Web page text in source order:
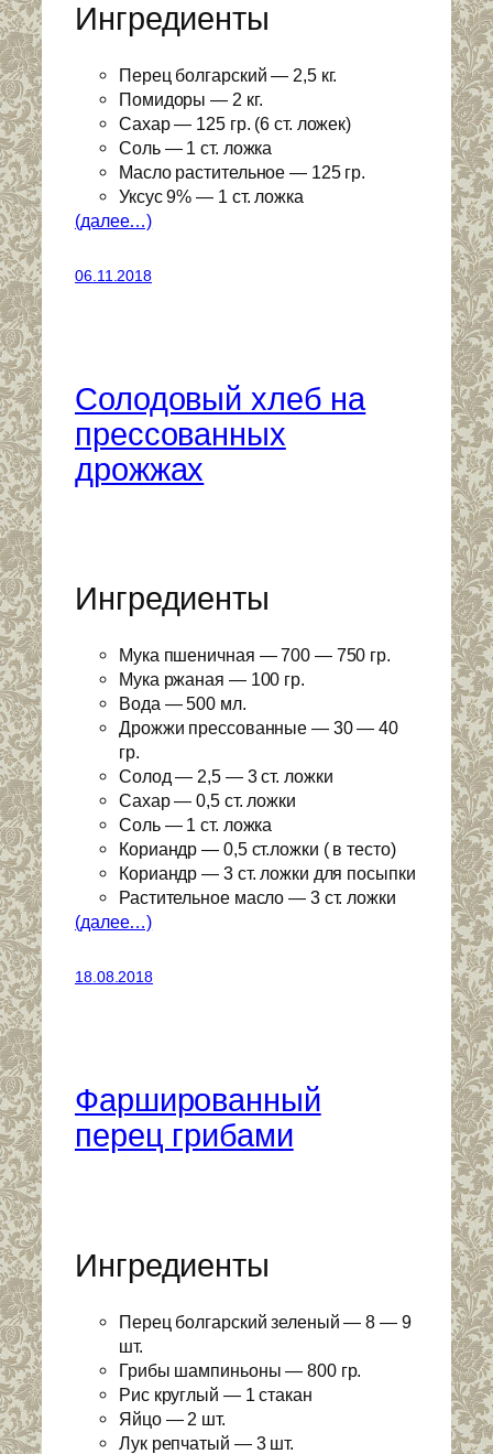
Ингредиенты
Перец болгарский — 2,5 кг.
Помидоры — 2 кг.
Сахар — 125 гр. (6 ст. ложек)
Соль — 1 ст. ложка
Масло растительное — 125 гр.
Уксус 9% — 1 ст. ложка
(далее…)
06.11.2018
Солодовый хлеб на
прессованных
дрожжах
Ингредиенты
Мука пшеничная — 700 — 750 гр.
Мука ржаная — 100 гр.
Вода — 500 мл.
Дрожжи прессованные — 30 — 40
гр.
Солод — 2,5 — 3 ст. ложки
Сахар — 0,5 ст. ложки
Соль — 1 ст. ложка
Кориандр — 0,5 ст.ложки ( в тесто)
Кориандр — 3 ст. ложки для посыпки
Растительное масло — 3 ст. ложки
(далее…)
18.08.2018
Фаршированный
перец грибами
Ингредиенты
Перец болгарский зеленый — 8 — 9
шт.
Грибы шампиньоны — 800 гр.
Рис круглый — 1 стакан
Яйцо — 2 шт.
Лук репчатый — 3 шт.